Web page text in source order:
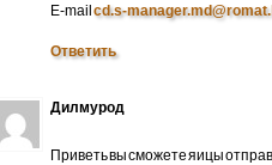
E-mailcd.s-
Ответить
Дилмурод
Приветь вы сможете яицы